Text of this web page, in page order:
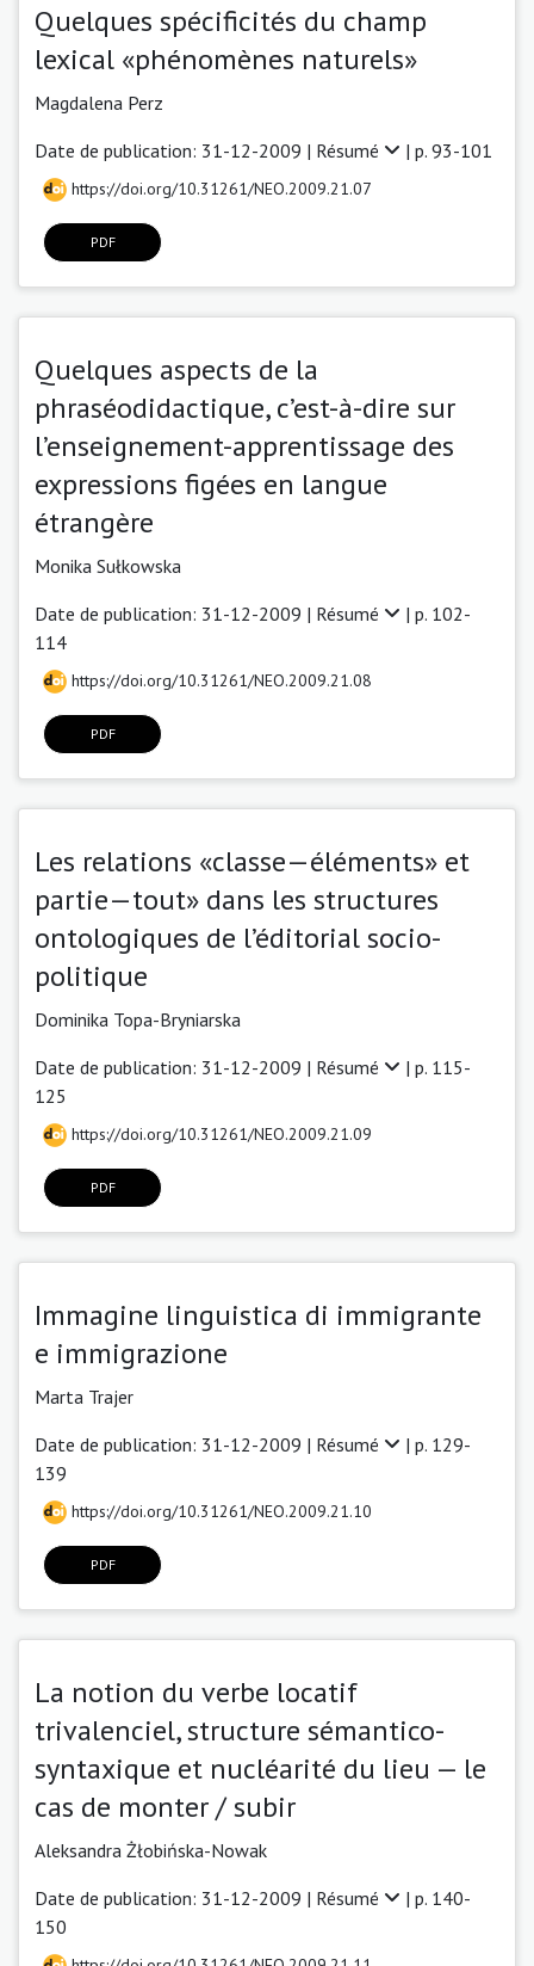
Quelques spécificités du champ
lexical «phénomènes naturels»
Magdalena Perz
Date de publication: 31-12-2009 | Résumé | p. 93-101
https://doi.org/10.31261/NEO.2009.21.07
PDF
Quelques aspects de la
phraséodidactique, c’est-à-dire sur
l’enseignement-apprentissage des
expressions figées en langue
étrangère
Monika Sułkowska
Date de publication: 31-12-2009 | Résumé
| p. 102-
114
https://doi.org/10.31261/NEO.2009.21.08
PDF
Les relations «classe—éléments» et
partie—tout» dans les structures
ontologiques de l’éditorial socio-
politique
Dominika Topa-Bryniarska
Date de publication: 31-12-2009 | Résumé
| p. 115-
125
https://doi.org/10.31261/NEO.2009.21.09
PDF
Immagine linguistica di immigrante
e immigrazione
Marta Trajer
Date de publication: 31-12-2009 | Résumé
| p. 129-
139
https://doi.org/10.31261/NEO.2009.21.10
PDF
La notion du verbe locatif
trivalenciel, structure sémantico-
syntaxique et nucléarité du lieu — le
cas de monter / subir
Aleksandra Żłobińska-Nowak
Date de publication: 31-12-2009 | Résumé
| p. 140-
150